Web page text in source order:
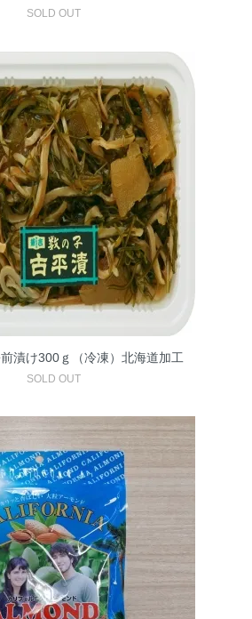
SOLD OUT
漬け300ｇ（冷凍）北海道加工
SOLD OUT